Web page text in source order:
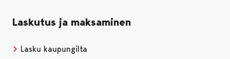
Laskutus ja maksaminen
Lasku kaupungilta